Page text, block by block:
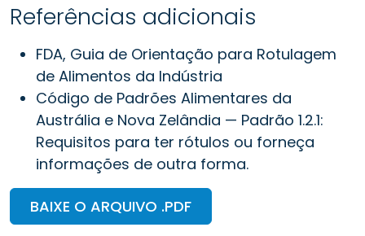
Referências adicionais
FDA, Guia de Orientação para Rotulagem
de Alimentos da Indústria
Código de Padrões Alimentares da
Austrália e Nova Zelândia — Padrão 1.2.1:
Requisitos para ter rótulos ou forneça
informações de outra forma.
BAIXE O ARQUIVO .PDF